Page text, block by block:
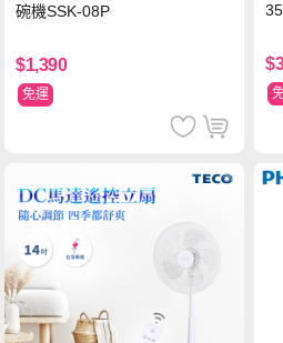
碗機SSK-08P
$1,390
免運